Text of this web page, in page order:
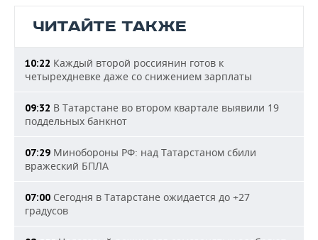
ЧИТАЙТЕ ТАКЖЕ
10:22 Каждый второй россиянин готов к
четырехдневке даже со снижением зарплаты
09:32 В Татарстане во втором квартале выявили 19
поддельных банкнот
07:29 Минобороны РФ: над Татарстаном сбили
вражеский БПЛА
07:00 Сегодня в Татарстане ожидается до +27
градусов